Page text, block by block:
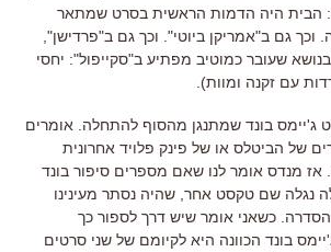
הבית היה הדמות הראשית בסרט שמתאר
גם ב"אמריקן ביוטי". וכך גם ב"פרדישן",
שעובר כמוטיב מפתיע ב"סקייפול": יחסי
עם זקנה ומוות).
ג'יימס בונד שמתנגן מהסוף להתחלה. אומרים
של הביטלס או של פינק פלויד אחרונית
אז מנדס אומר לנו שאם מספרים סיפור בונד
נגלה שם טקסט אחר, שהיה נסתר מעינינו
הסדרה. כשאני אומר שיש דרך לספור כך
ל-25 סרטי ג'יימס בונד הכוונה היא לקיומם של שני סרטים